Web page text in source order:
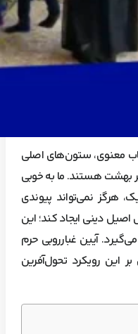
معنوی، ستون‌های اصلی
بهشت هستند. ما به خوبی
هرگز نمی‌تواند پیوندی
دینی ایجاد کند؛ این
آیین غبارروبی حرم
این رویکرد تحول‌آفرین